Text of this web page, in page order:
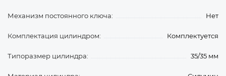
Механизм постоянного ключа: Нет
Комплектация цилиндром: Комплектуется
Типоразмер цилиндра: 35/35 мм